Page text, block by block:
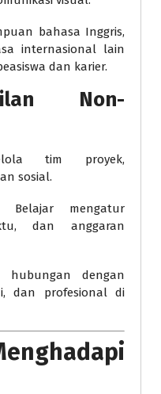
bahasa Inggris,
internasional lain
dan karier.
Non-
tim proyek,
sosial.
Belajar mengatur
dan anggaran
hubungan dengan
dan profesional di